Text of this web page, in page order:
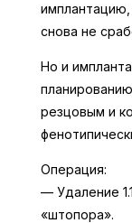
имплантацию,
снова не
Но и
резцовым и
Операция:
— Удаление
«штопора».